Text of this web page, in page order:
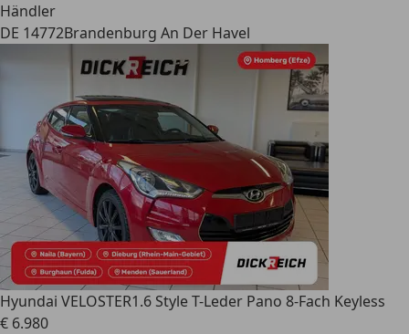
Händler
DE 14772Brandenburg An Der Havel
Hyundai VELOSTER1.6 Style T-Leder Pano 8-Fach Keyless
€ 6.980